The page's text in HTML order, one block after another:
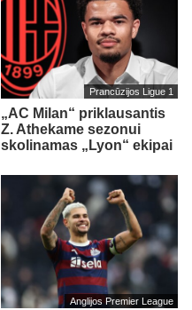
Prancūzijos Ligue 1
„AC Milan“ priklausantis
Z. Athekame sezonui
skolinamas „Lyon“ ekipai
Anglijos Premier League